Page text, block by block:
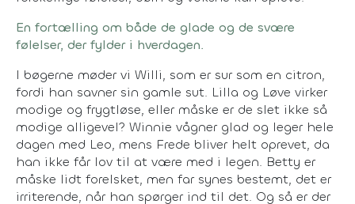
En fortælling om både de glade og de svære
følelser, der fylder i hverdagen.
I bøgerne møder vi Willi, som er sur som en citron,
fordi han savner sin gamle sut. Lilla og Løve virker
modige og frygtløse, eller måske er de slet ikke så
modige alligevel? Winnie vågner glad og leger hele
dagen med Leo, mens Frede bliver helt oprevet, da
han ikke får lov til at være med i legen. Betty er
måske lidt forelsket, men far synes bestemt, det er
irriterende, når han spørger ind til det. Og så er der